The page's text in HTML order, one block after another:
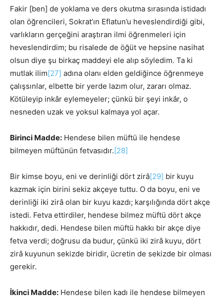
Fakir [ben] de yoklama ve ders okutma sırasında istidadı
olan öğrencileri, Sokrat’ın Eflatun’u heveslendirdiği gibi,
varlıkların gerçeğini araştıran ilmi öğrenmeleri için
heveslendirdim; bu risalede de öğüt ve hepsine nasihat
olsun diye şu birkaç maddeyi ele alıp söyledim. Ta ki
mutlak ilim[27] adına olanı elden geldiğince öğrenmeye
çalışsınlar, elbette bir yerde lazım olur, zararı olmaz.
Kötüleyip inkâr eylemeyeler; çünkü bir şeyi inkâr, o
nesneden uzak ve yoksul kalmaya yol açar.
Birinci Madde: Hendese bilen müftü ile hendese
bilmeyen müftünün fetvasıdır. [28]
Bir kimse boyu, eni ve derinliği dört zirâ[29] bir kuyu
kazmak için birini sekiz akçeye tuttu. O da boyu, eni ve
derinliği iki zirâ olan bir kuyu kazdı; karşılığında dört akçe
istedi. Fetva ettirdiler, hendese bilmez müftü dört akçe
hakkıdır, dedi. Hendese bilen müftü hakkı bir akçe diye
fetva verdi; doğrusu da budur, çünkü iki zirâ kuyu, dört
zirâ kuyunun sekizde biridir, ücretin de sekizde bir olması
gerekir.
İkinci Madde: Hendese bilen kadı ile hendese bilmeyen